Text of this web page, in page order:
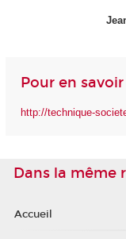
Pour en
http://technique-
Dans la même
Accueil